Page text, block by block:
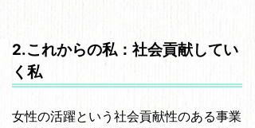
2.これからの私：社会貢献してい
く私
女性の活躍という社会貢献性のある事業